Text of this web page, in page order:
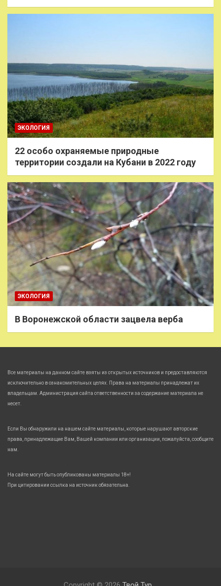
ЭКОЛОГИЯ
22 особо охраняемые природные
территории создали на Кубани в 2022 году
ЭКОЛОГИЯ
В Воронежской области зацвела верба
Все материалы на данном сайте взяты из открытых источников и предоставляются
исключительно в ознакомительных целях. Права на материалы принадлежат их
владельцам. Администрация сайта ответственности за содержание материала не
несет.
Если Вы обнаружили на нашем сайте материалы, которые нарушают авторские
права, принадлежащие Вам, Вашей компании или организации, пожалуйста, сообщите
нам.
На сайте могут быть опубликованы материалы 18+!
При цитировании ссылка на источник обязательна.